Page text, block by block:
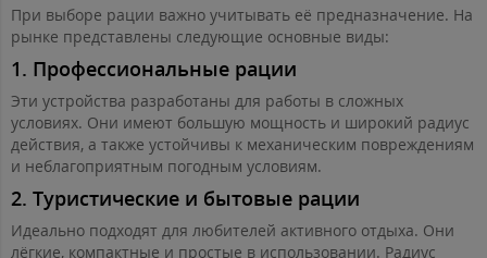
При выборе рации важно учитывать её предназначение. На
рынке представлены следующие основные виды:
1. Профессиональные рации
Эти устройства разработаны для работы в сложных
условиях. Они имеют большую мощность и широкий радиус
действия, а также устойчивы к механическим повреждениям
и неблагоприятным погодным условиям.
2. Туристические и бытовые рации
Идеально подходят для любителей активного отдыха. Они
лёгкие, компактные и простые в использовании. Радиус